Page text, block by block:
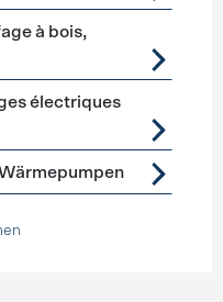
à bois,
électriques